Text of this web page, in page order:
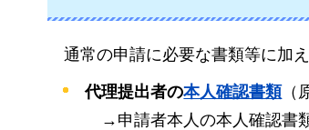
通常の申請に必要な書類等に加
代理提出者の本人確認書類
→申請者本人の本人確認書